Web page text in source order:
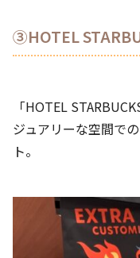
③HOTEL
「HOTEL
ジュアリーな空間で
ト。